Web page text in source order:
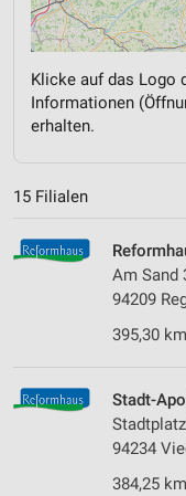
Klicke auf das Logo
Informationen
erhalten.
15 Filialen
Am Sand
94209
395,30
Stadt-
94234
384,25